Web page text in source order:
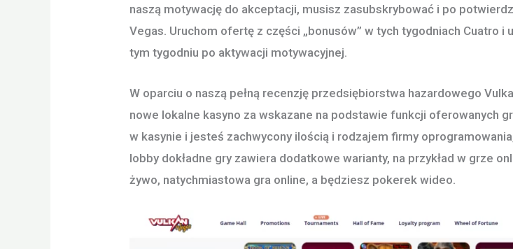
naszą motywację do akceptacji, musisz zasubskrybować i po
Vegas. Uruchom ofertę z części „bonusów” w tych tygodniach Cuatro
tym tygodniu po aktywacji motywacyjnej.
W oparciu o naszą pełną recenzję przedsiębiorstwa hazardowego
nowe lokalne kasyno za wskazane na podstawie funkcji oferowanych
w kasynie i jesteś zachwycony ilością i rodzajem firmy
lobby dokładne gry zawiera dodatkowe warianty, na przykład w grze
żywo, natychmiastowa gra online, a będziesz pokerek wideo.